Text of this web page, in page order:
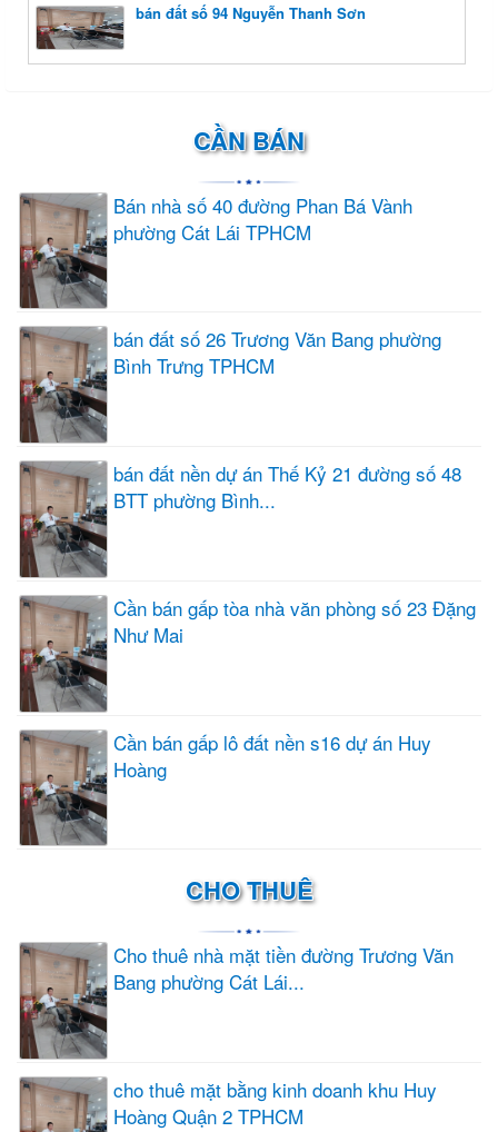
bán đất số 94 Nguyễn Thanh Sơn
CẦN BÁN
Bán nhà số 40 đường Phan Bá Vành
phường Cát Lái TPHCM
bán đất số 26 Trương Văn Bang phường
Bình Trưng TPHCM
bán đất nền dự án Thế Kỷ 21 đường số 48
BTT phường Bình...
Cần bán gấp tòa nhà văn phòng số 23 Đặng
Như Mai
Cần bán gấp lô đất nền s16 dự án Huy
Hoàng
CHO THUÊ
Cho thuê nhà mặt tiền đường Trương Văn
Bang phường Cát Lái...
cho thuê mặt bằng kinh doanh khu Huy
Hoàng Quận 2 TPHCM